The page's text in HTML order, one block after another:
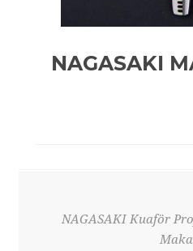
NAGASAKI
NAGASAKI Kuaför